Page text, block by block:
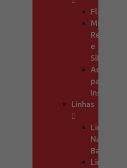
Flexíveis
Mini
Registros
e
Sifão
para
Linhas
Linha
Naomi
Banheiro
Linha